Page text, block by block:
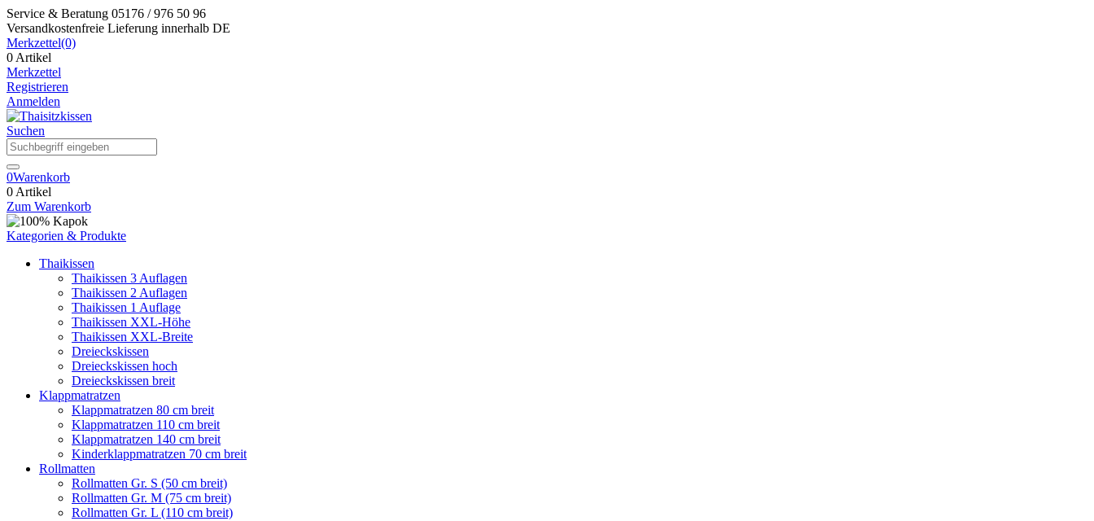
Service & Beratung 05176 / 976 50 96
Versandkostenfreie Lieferung innerhalb DE
Merkzettel(0)
0 Artikel
Merkzettel
Registrieren
Anmelden
Suchen
0Warenkorb
0 Artikel
Zum Warenkorb
Kategorien & Produkte
Thaikissen
Thaikissen 3 Auflagen
Thaikissen 2 Auflagen
Thaikissen 1 Auflage
Thaikissen XXL-Höhe
Thaikissen XXL-Breite
Dreieckskissen
Dreieckskissen hoch
Dreieckskissen breit
Klappmatratzen
Klappmatratzen 80 cm breit
Klappmatratzen 110 cm breit
Klappmatratzen 140 cm breit
Kinderklappmatratzen 70 cm breit
Rollmatten
Rollmatten Gr. S (50 cm breit)
Rollmatten Gr. M (75 cm breit)
Rollmatten Gr. L (110 cm breit)